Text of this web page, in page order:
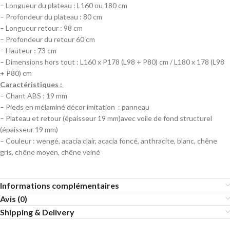
– Longueur du plateau : L160 ou 180 cm
– Profondeur du plateau : 80 cm
– Longueur retour : 98 cm
– Profondeur du retour 60 cm
– Hauteur : 73 cm
– Dimensions hors tout : L160 x P178 (L98 + P80) cm / L180 x 178 (L98
+ P80) cm
Caractéristiques :
– Chant ABS : 19 mm
– Pieds en mélaminé décor imitation : panneau
– Plateau et retour (épaisseur 19 mm)avec voile de fond structurel
(épaisseur 19 mm)
– Couleur : wengé, acacia clair, acacia foncé, anthracite, blanc, chêne
gris, chêne moyen, chêne veiné
Informations complémentaires
Avis (0)
Shipping & Delivery